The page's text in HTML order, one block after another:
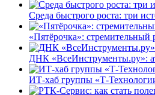
Среда быстрого роста: три
«Пятёрочка»: стремительный
ДНК «ВсеИнструменты.ру»:
ИТ-хаб группы «Т-